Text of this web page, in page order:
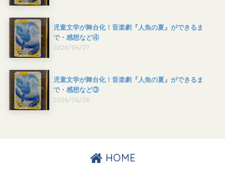
児童文学が舞台化！音楽劇『人魚の夏』ができるま
で・感想など④
2026/06/27
児童文学が舞台化！音楽劇『人魚の夏』ができるま
で・感想など③
2026/06/26
HOME